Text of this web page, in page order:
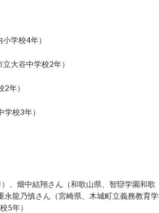
学校4年）
大谷中学校2年）
年）
校3年）
、畑中結翔さん（和歌山県、智辯学園和歌
龍乃慎さん（宮崎県、木城町立義務教育学
5年）